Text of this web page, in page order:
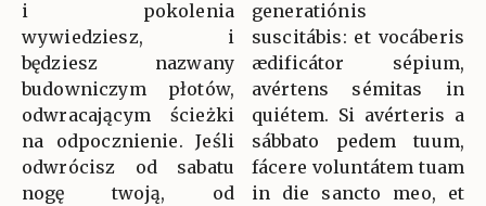
i pokolenia
wywiedziesz, i
będziesz nazwany
budowniczym płotów,
odwracającym ścieżki
na odpocznienie. Jeśli
odwrócisz od sabatu
nogę twoją, od
generatiónis
suscitábis: et vocáberis
ædificátor sépium,
avértens sémitas in
quiétem. Si avérteris a
sábbato pedem tuum,
fácere voluntátem tuam
in die sancto meo, et